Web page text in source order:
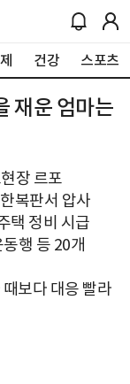
건강 스포츠
재운 엄마는
장 르포
복판서 압사
택 정비 시급
행 등 20개
보다 대응 빨라